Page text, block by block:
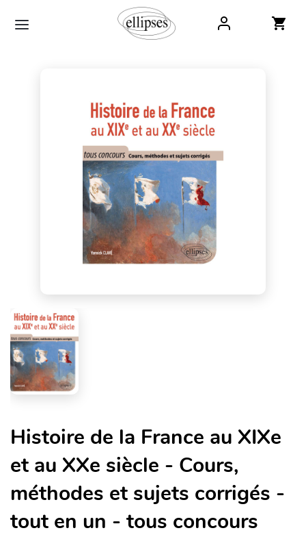
Histoire de la France au XIXe
et au XXe siècle - Cours,
méthodes et sujets corrigés -
tout en un - tous concours